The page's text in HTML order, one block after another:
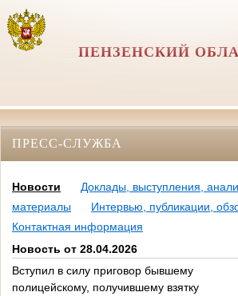
ПЕНЗЕНСКИЙ
ПРЕСС-СЛУЖБА
Новости
Доклады, выступления,
материалы
Интервью, публикации,
Контактная информация
Новость от 28.04.2026
Вступил в силу приговор бывшему
полицейскому, получившему взятку